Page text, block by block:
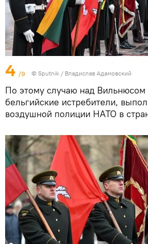
4 /9 © Sputnik / Владислав Адамовский
По этому случаю над Вильнюсом
бельгийские истребители,
воздушной полиции НАТО в